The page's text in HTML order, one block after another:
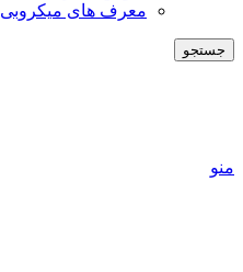
معرف های میکروبی
جستجو
منو